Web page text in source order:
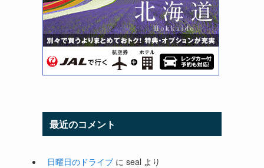
最近のコメント
日曜日のドライブ に seal より